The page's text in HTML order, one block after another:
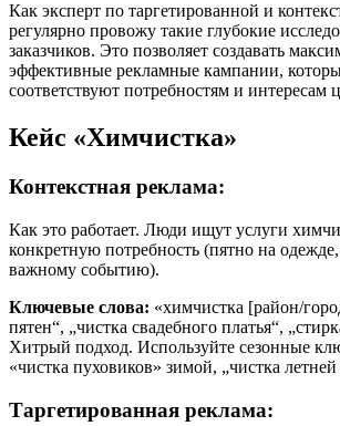
Как эксперт по таргетированной и
регулярно провожу такие глубокие
заказчиков. Это позволяет создавать
эффективные рекламные кампании,
соответствуют потребностям и интересам
Кейс «Химчистка»
Контекстная реклама:
Как это работает. Люди ищут услуги
конкретную потребность (пятно на
важному событию).
Ключевые слова: «химчистка [район/
пятен“, „чистка свадебного платья“,
Хитрый подход. Используйте сезонные
«чистка пуховиков» зимой, „чистка
Таргетированная реклама: